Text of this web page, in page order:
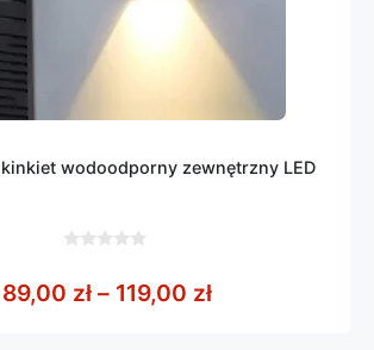
wodoodporny zewnętrzny LED
5
89,00 zł – 119,00 złZakres cen: